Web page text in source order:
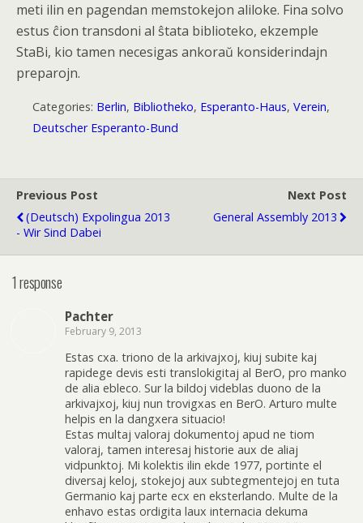
meti ilin en pagendan memstokejon aliloke. Fina solvo
estus ĉion transdoni al ŝtata biblioteko, ekzemple
StaBi, kio tamen necesigas ankoraŭ konsiderindajn
preparojn.
Categories: Berlin, Bibliotheko, Esperanto-Haus, Verein,
Deutscher Esperanto-Bund
Previous Post
(Deutsch) Expolingua 2013
- Wir Sind Dabei
Next Post
General Assembly 2013
1 response
Pachter
February 9, 2013
Estas cxa. triono de la arkivajxoj, kiuj subite kaj
rapidege devis esti translokigitaj al BerO, pro manko
de alia ebleco. Sur la bildoj videblas duono de la
arkivajxoj, kiuj nun trovigxas en BerO. Arturo multe
helpis en la dangxera situacio!
Estas multaj valoraj dokumentoj apud ne tiom
valoraj, tamen interesaj historie aux de aliaj
vidpunktoj. Mi kolektis ilin ekde 1977, portinte el
diversaj keloj, stokejoj aux subtegmentejoj en tuta
Germanio kaj parte ecx en eksterlando. Multe de la
enhavo estas ordigita laux internacia dekuma